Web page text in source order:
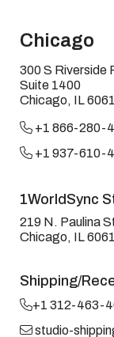
Chicago
300 S Riverside
Suite 1400
Chicago, IL
+1 866-280-
+1 937-610-
1WorldSync
219 N. Paulina
Chicago, IL
Shipping/
+1 312-463-
studio-